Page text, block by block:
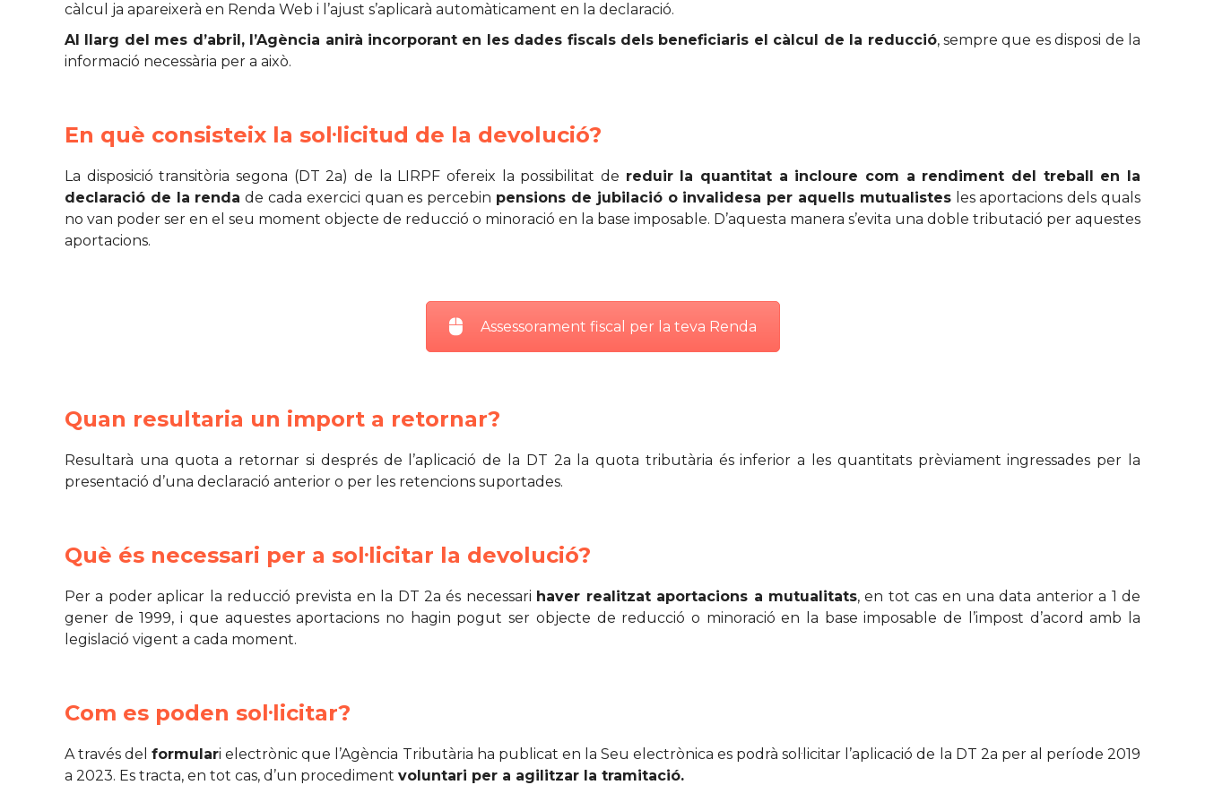
càlcul ja apareixerà en Renda Web i l’ajust s’aplicarà automàticament en la declaració.
Al llarg del mes d’abril, l’Agència anirà incorporant en les dades fiscals dels beneficiaris el càlcul de la reducció, sempre que es disposi de la
informació necessària per a això.
En què consisteix la sol·licitud de la devolució?
La disposició transitòria segona (DT 2a) de la LIRPF ofereix la possibilitat de reduir la quantitat a incloure com a rendiment del treball en la
declaració de la renda de cada exercici quan es percebin pensions de jubilació o invalidesa per aquells mutualistesles aportacions dels quals
no van poder ser en el seu moment objecte de reducció o minoració en la base imposable. D’aquesta manera s’evita una doble tributació per aquestes
aportacions.
Assessorament fiscal per la teva Renda
Quan resultaria un import a retornar?
Resultarà una quota a retornar si després de l’aplicació de la DT 2a la quota tributària és inferior a les quantitats prèviament ingressades per la
presentació d’una declaració anterior o per les retencions suportades.
Què és necessari per a sol·licitar la devolució?
Per a poder aplicar la reducció prevista en la DT 2a és necessari haver realitzat aportacions a mutualitats, en tot cas en una data anterior a 1 de
gener de 1999, i que aquestes aportacions no hagin pogut ser objecte de reducció o minoració en la base imposable de l’impost d’acord amb la
legislació vigent a cada moment.
Com es poden sol·licitar?
A través delformulari electrònic que l’Agència Tributària ha publicat en la Seu electrònica es podrà sol·licitar l’aplicació de la DT 2a per al període 2019
a 2023. Es tracta, en tot cas, d’un procediment voluntari per a agilitzar la tramitació.